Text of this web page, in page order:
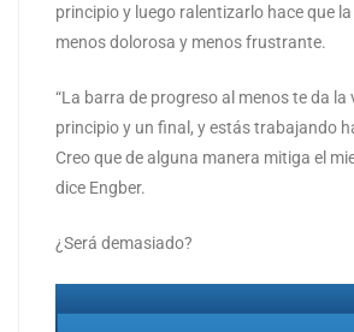
principio y luego ralentizarlo hace que
menos dolorosa y menos frustrante.
“La barra de progreso al menos te da la
principio y un final, y estás trabajando
Creo que de alguna manera mitiga el
dice Engber.
¿Será demasiado?